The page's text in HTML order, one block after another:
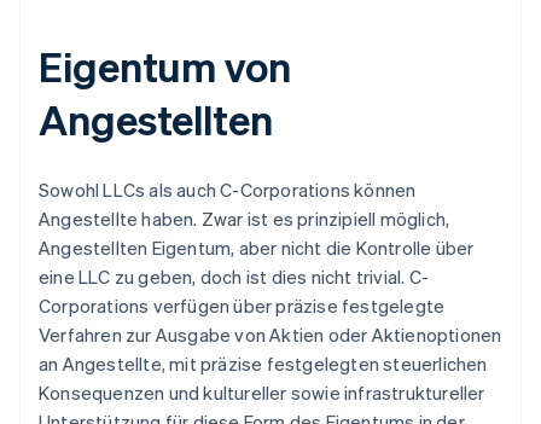
Eigentum von
Angestellten
Sowohl LLCs als auch C-Corporations können
Angestellte haben. Zwar ist es prinzipiell möglich,
Angestellten Eigentum, aber nicht die Kontrolle über
eine LLC zu geben, doch ist dies nicht trivial. C-
Corporations verfügen über präzise festgelegte
Verfahren zur Ausgabe von Aktien oder Aktienoptionen
an Angestellte, mit präzise festgelegten steuerlichen
Konsequenzen und kultureller sowie infrastruktureller